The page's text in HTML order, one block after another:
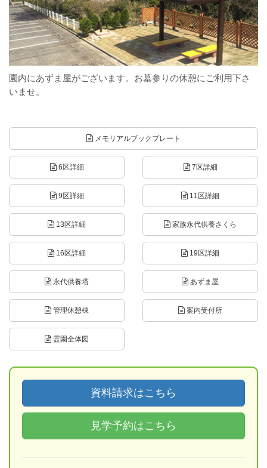
園内にあずま屋がございます。お墓参りの休憩にご利用下さ
いませ。
メモリアルブックプレート
6区詳細 7区詳細
9区詳細 11区詳細
13区詳細 家族永代供養さくら
16区詳細 19区詳細
永代供養塔 あずま屋
管理休憩棟 案内受付所
霊園全体図
資料請求はこちら
見学予約はこちら